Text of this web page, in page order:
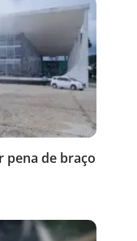
pena de braço